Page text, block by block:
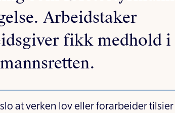
Arbeidstaker
fikk medhold i
at verken lov eller forarbeider tilsier